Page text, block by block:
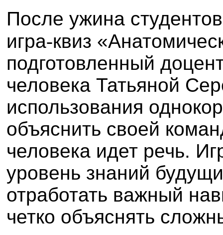
После ужина
игра‑квиз
подготовленный
человека Татьяной
использования
объяснить своей
человека идет речь.
уровень знаний
отработать важный
четко объяснять